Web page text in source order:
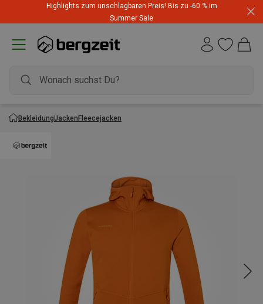
Highlights zum unschlagbaren Preis! Bis zu -60 % im
Summer Sale
BekleidungJackenFleecejacken